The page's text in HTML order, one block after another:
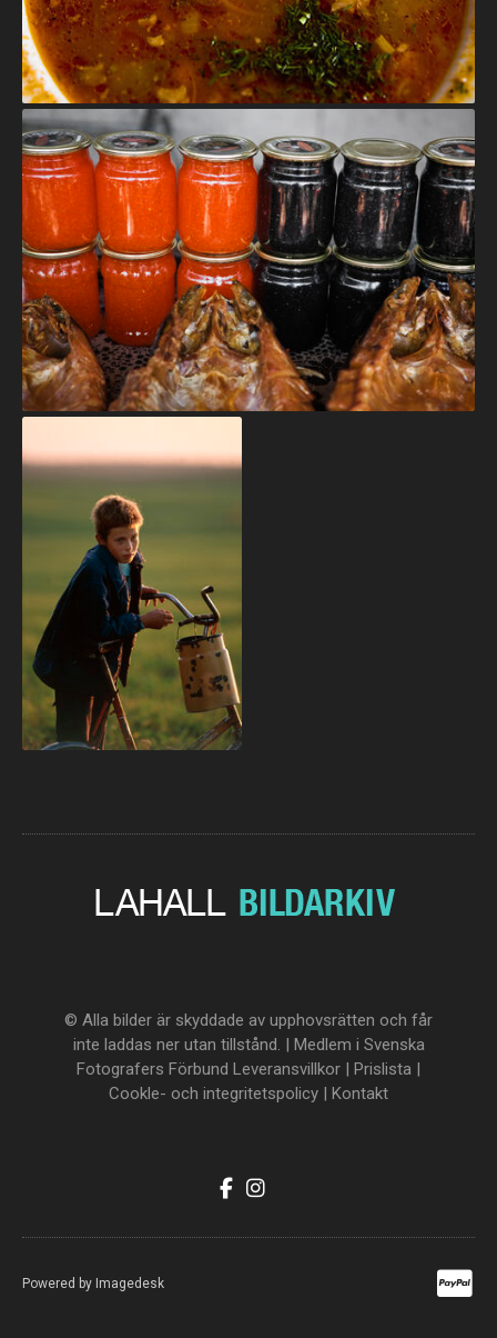
© Alla bilder är skyddade av upphovsrätten och får
inte laddas ner utan tillstånd. | Medlem i Svenska
Fotografers Förbund Leveransvillkor | Prislista |
Cookle- och integritetspolicy | Kontakt
Powered by Imagedesk